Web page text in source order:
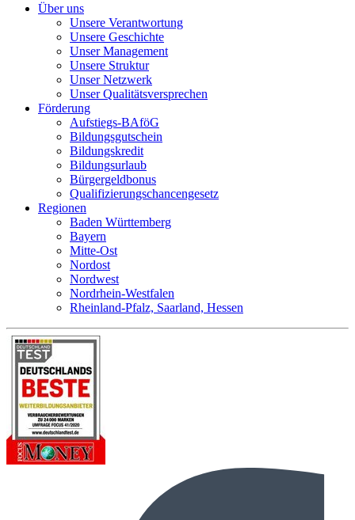
Über uns
Unsere Verantwortung
Unsere Geschichte
Unser Management
Unsere Struktur
Unser Netzwerk
Unser Qualitätsversprechen
Förderung
Aufstiegs-BAföG
Bildungsgutschein
Bildungskredit
Bildungsurlaub
Bürgergeldbonus
Qualifizierungschancengesetz
Regionen
Baden Württemberg
Bayern
Mitte-Ost
Nordost
Nordwest
Nordrhein-Westfalen
Rheinland-Pfalz, Saarland, Hessen